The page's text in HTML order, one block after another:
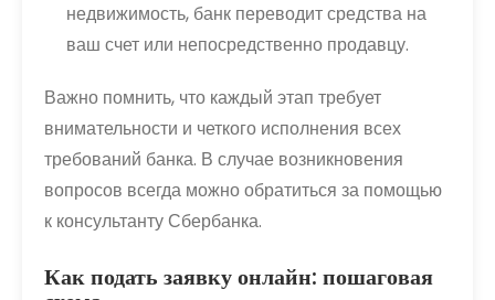
недвижимость, банк переводит средства на
ваш счет или непосредственно продавцу.
Важно помнить, что каждый этап требует
внимательности и четкого исполнения всех
требований банка. В случае возникновения
вопросов всегда можно обратиться за помощью
к консультанту Сбербанка.
Как подать заявку онлайн: пошаговая